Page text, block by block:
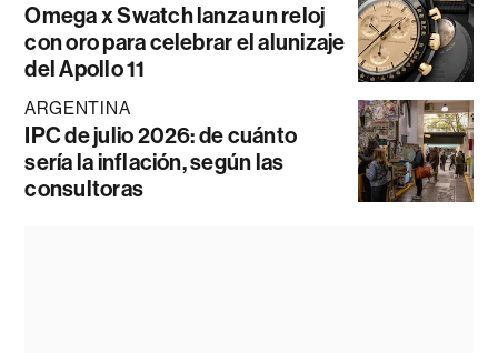
Omega x Swatch lanza un reloj
con oro para celebrar el alunizaje
del Apollo 11
ARGENTINA
IPC de julio 2026: de cuánto
sería la inflación, según las
consultoras